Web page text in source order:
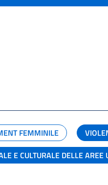
FEMMINILE
E CULTURALE DELLE AREE